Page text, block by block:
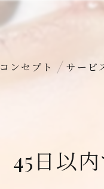
コンセプト サービ
45日以